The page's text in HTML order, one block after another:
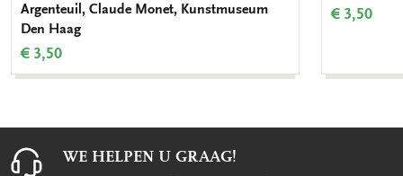
Argenteuil, Claude Monet, Kunstmuseum
Den Haag
€ 3,50
€ 3,50
WE HELPEN U GRAAG!